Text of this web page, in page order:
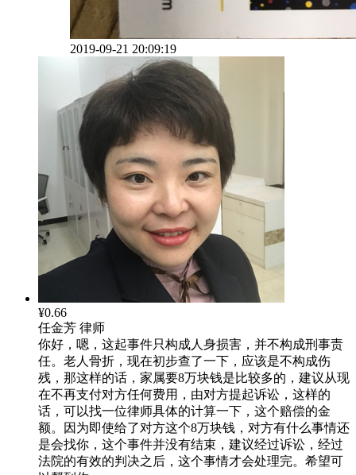
2019-09-21 20:09:19
¥0.66
任金芳 律师
你好，嗯，这起事件只构成人身损害，并不构成刑事责
任。老人骨折，现在初步查了一下，应该是不构成伤
残，那这样的话，家属要8万块钱是比较多的，建议从现
在不再支付对方任何费用，由对方提起诉讼，这样的
话，可以找一位律师具体的计算一下，这个赔偿的金
额。因为即使给了对方这个8万块钱，对方有什么事情还
是会找你，这个事件并没有结束，建议经过诉讼，经过
法院的有效的判决之后，这个事情才会处理完。希望可